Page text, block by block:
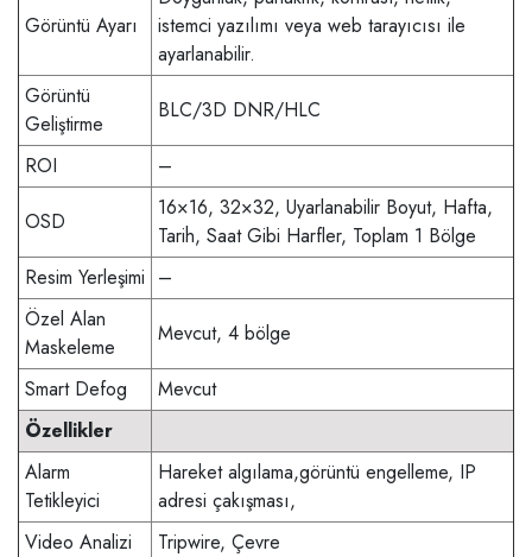
Görüntü Ayarı
istemci yazılımı veya web tarayıcısı ile
ayarlanabilir.
Görüntü
Geliştirme
BLC/3D DNR/HLC
ROI –
OSD
16×16, 32×32, Uyarlanabilir Boyut, Hafta,
Tarih, Saat Gibi Harfler, Toplam 1 Bölge
Resim Yerleşimi –
Özel Alan
Maskeleme
Mevcut, 4 bölge
Smart Defog
Mevcut
Özellikler
Alarm
Tetikleyici
Hareket algılama,görüntü engelleme, IP
adresi çakışması,
Video Analizi
Tripwire, Çevre